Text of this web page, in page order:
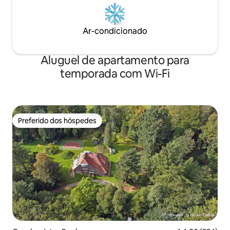
Ar-condicionado
Aluguel de apartamento para
temporada com Wi-Fi
Preferido dos hóspedes
Preferido dos hóspedes